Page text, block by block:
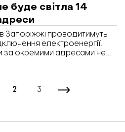
буде світла 14
Запоріжжі проводитимуть
електроенергії.
за окремими адресами не
2 3